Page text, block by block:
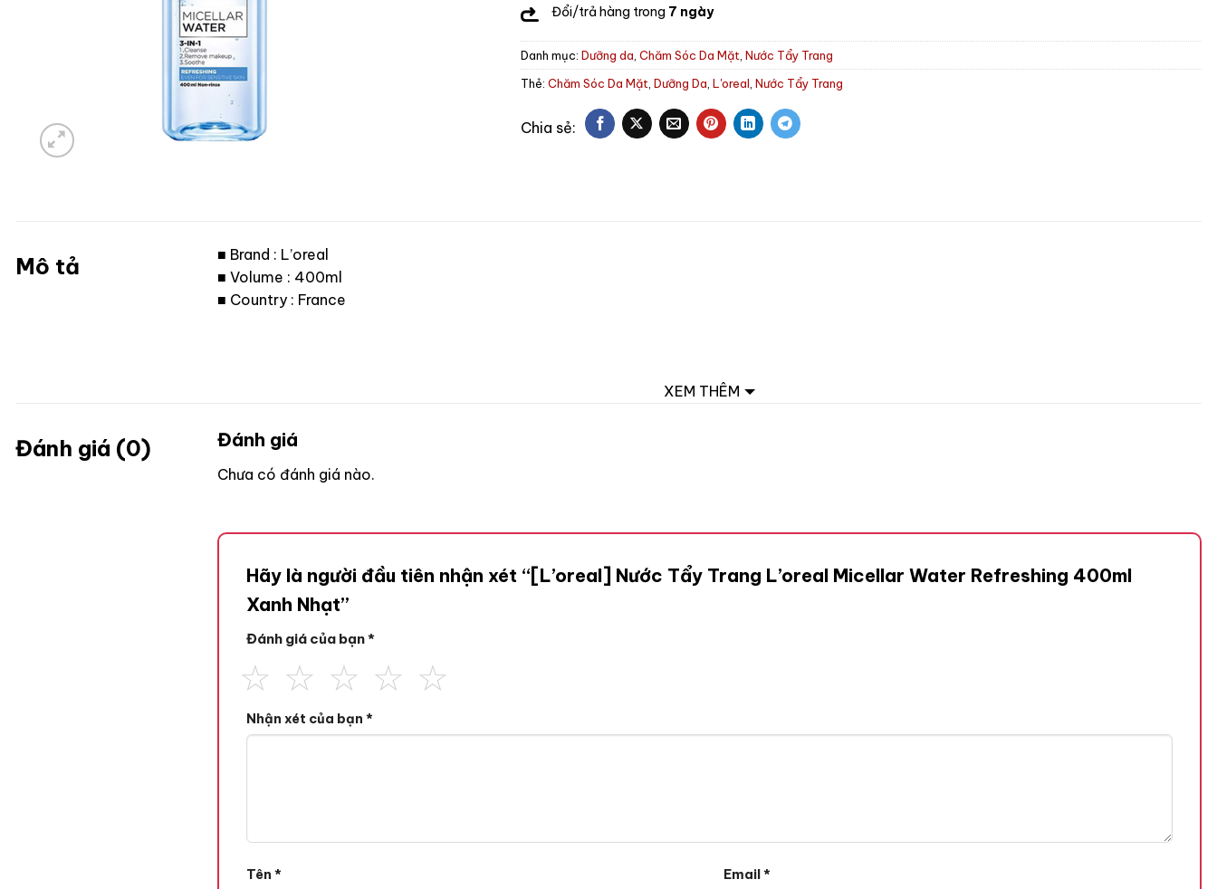
Đổi/trả hàng trong 7 ngày
Danh mục:Dưỡng da,Chăm Sóc Da Mặt,Nước Tẩy Trang
Thẻ:Chăm Sóc Da Mặt,Dưỡng Da,L'oreal,Nước Tẩy Trang
Mô tả
■ Brand : L’oreal
■ Volume : 400ml
■ Country : France
XEM THÊM
Đánh giá (0) Đánh giá
Chưa có đánh giá nào.
Hãy là người đầu tiên nhận xét “[L’oreal] Nước Tẩy Trang L’oreal Micellar Water Refreshing 400ml
Xanh Nhạt”
Đánh giá của bạn*
Nhận xét của bạn*
Tên* Email*